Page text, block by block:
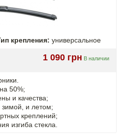
крепления: универсальное
1 090 грн В наличии
50%;
и качества;
зимой, и летом;
креплений;
изгиба стекла.